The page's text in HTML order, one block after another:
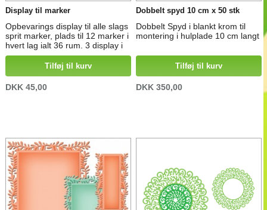
Display til marker
Opbevarings display til alle slags
sprit marker, plads til 12 marker i
hvert lag ialt 36 rum. 3 display i
lilla glimmer farve.
Tilføj til kurv
DKK 45,00
Dobbelt spyd 10 cm x 50 stk
Dobbelt Spyd i blankt krom til
montering i hulplade 10 cm langt
Tilføj til kurv
DKK 350,00